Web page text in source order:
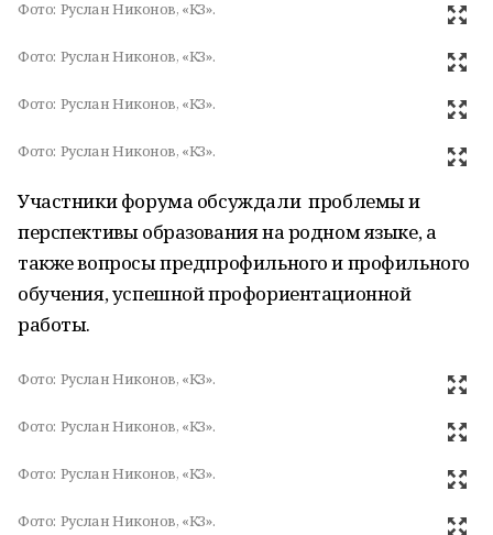
Фото: Руслан Никонов, «КЗ».
Фото: Руслан Никонов, «КЗ».
Фото: Руслан Никонов, «КЗ».
Фото: Руслан Никонов, «КЗ».
Участники форума обсуждали проблемы и
перспективы образования на родном языке, а
также вопросы предпрофильного и профильного
обучения, успешной профориентационной
работы.
Фото: Руслан Никонов, «КЗ».
Фото: Руслан Никонов, «КЗ».
Фото: Руслан Никонов, «КЗ».
Фото: Руслан Никонов, «КЗ».